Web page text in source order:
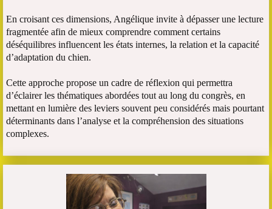
En croisant ces dimensions, Angélique invite à dépasser une lecture
fragmentée afin de mieux comprendre comment certains
déséquilibres influencent les états internes, la relation et la capacité
d’adaptation du chien.
Cette approche propose un cadre de réflexion qui permettra
d’éclairer les thématiques abordées tout au long du congrès, en
mettant en lumière des leviers souvent peu considérés mais pourtant
déterminants dans l’analyse et la compréhension des situations
complexes.